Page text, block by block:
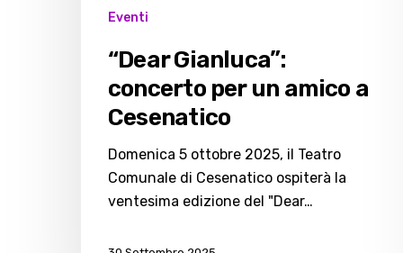
Eventi
“Dear Gianluca”:
concerto per un amico a
Cesenatico
Domenica 5 ottobre 2025, il Teatro
Comunale di Cesenatico ospiterà la
ventesima edizione del "Dear…